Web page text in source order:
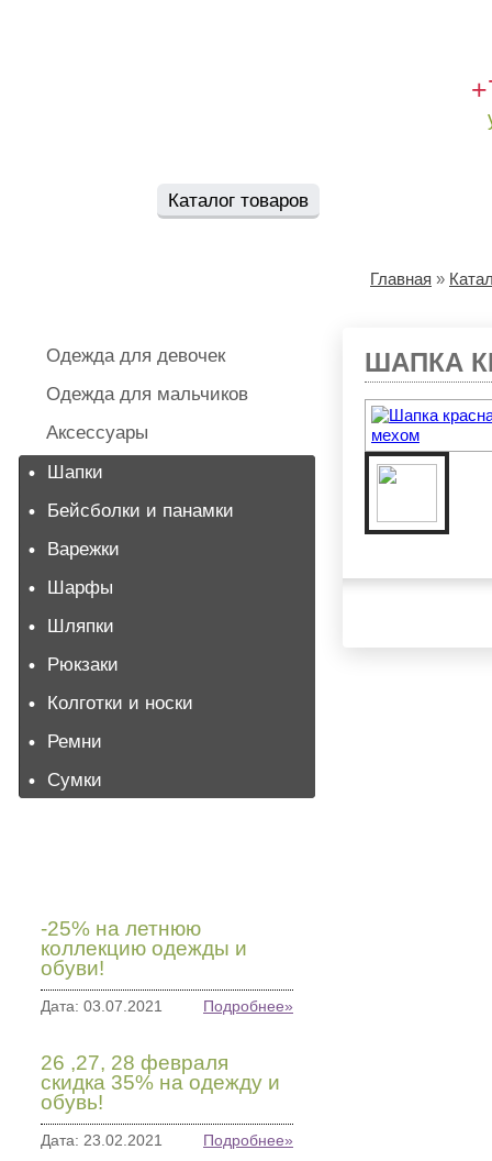
Каталог товаров
Главная »
ШАПКА
Одежда для девочек
Одежда для мальчиков
Аксессуары
Шапки
Бейсболки и панамки
Варежки
Шарфы
Шляпки
Рюкзаки
Колготки и носки
Ремни
Сумки
-25% на летнюю
коллекцию одежды и
обуви!
Дата: 03.07.2021 Подробнее»
26 ,27, 28 февраля
скидка 35% на одежду и
обувь!
Дата: 23.02.2021 Подробнее»